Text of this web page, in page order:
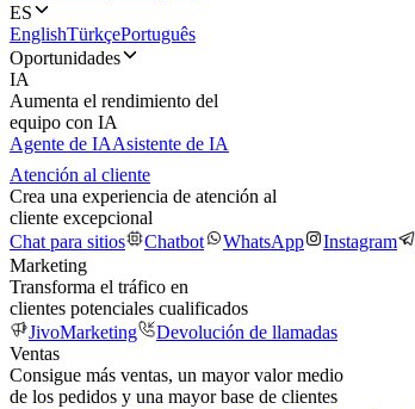
ES
EnglishTürkçePortuguês
Oportunidades
IA
Aumenta el rendimiento del
equipo con IA
Agente de IAAsistente de IA
Atención al cliente
Crea una experiencia de atención al
cliente excepcional
Chat para sitios
Chatbot WhatsApp Instagram
Marketing
Transforma el tráfico en
clientes potenciales cualificados
JivoMarketing
Devolución de llamadas
Ventas
Consigue más ventas, un mayor valor medio
de los pedidos y una mayor base de clientes